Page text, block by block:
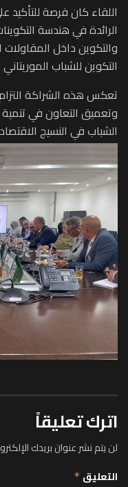
اللقاء كان فرصة للتأكيد
الرائدة في هندسة
والتكوين داخل
التكوين للشباب
‏تعكس هذه الشراكة التزام
وتعميق التعاون في
الشباب في النسيج
اترك تعليقاً
لن يتم نشر عنوان بريدك
التعليق *